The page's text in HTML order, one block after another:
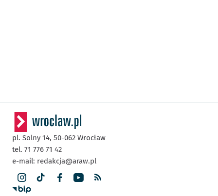
pl. Solny 14, 50-062 Wrocław
tel. 71 776 71 42
e-mail: redakcja@araw.pl